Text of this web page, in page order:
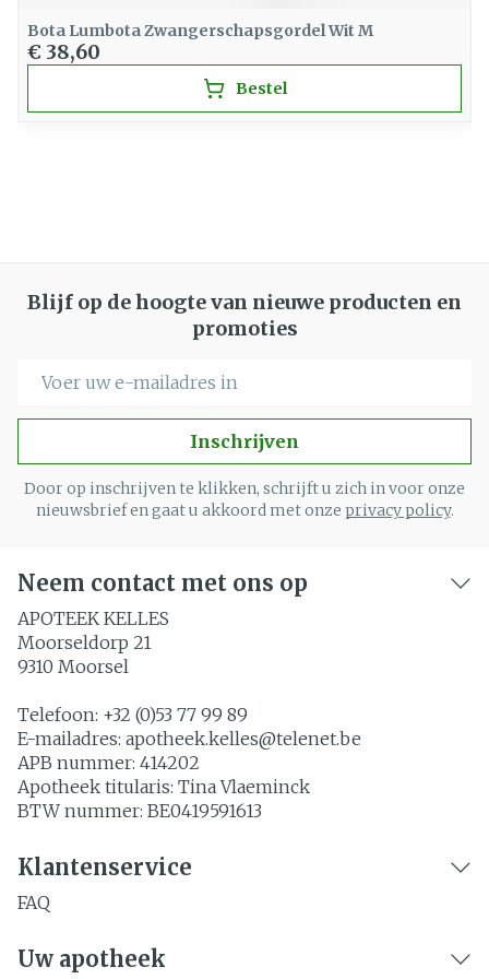
Bota Lumbota Zwangerschapsgordel Wit M
€ 38,60
Bestel
Blijf op de hoogte van nieuwe producten en
promoties
Inschrijven
Door op inschrijven te klikken, schrijft u zich in voor onze
nieuwsbrief en gaat u akkoord met onze privacy policy.
Neem contact met ons op
APOTEEK KELLES
Moorseldorp 21
9310 Moorsel
Telefoon: +32 (0)53 77 99 89
E-mailadres: apotheek.kelles@telenet.be
APB nummer: 414202
Apotheek titularis: Tina Vlaeminck
BTW nummer: BE0419591613
Klantenservice
FAQ
Uw apotheek